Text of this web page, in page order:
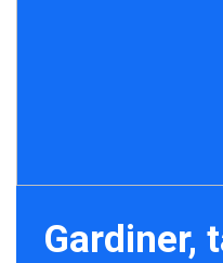
Gardiner,